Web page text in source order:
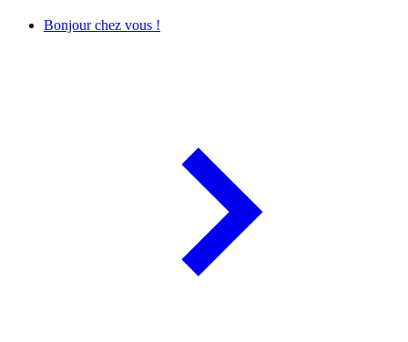
Bonjour chez vous !